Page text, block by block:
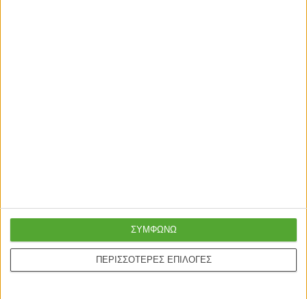
ΠΕΡΙΣΣΟΤΕΡΕΣ ΕΠΙΛΟΓΕΣ
ΣΥΜΦΩΝΩ